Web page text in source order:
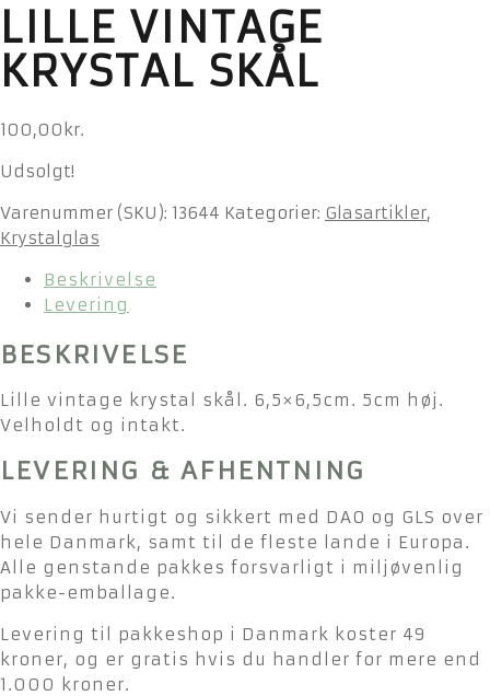
LILLE VINTAGE
KRYSTAL SKÅL
100,00 kr.
Udsolgt!
Varenummer (SKU): 13644 Kategorier: Glasartikler,
Krystalglas
Beskrivelse
Levering
BESKRIVELSE
Lille vintage krystal skål. 6,5×6,5cm. 5cm høj.
Velholdt og intakt.
LEVERING & AFHENTNING
Vi sender hurtigt og sikkert med DAO og GLS over
hele Danmark, samt til de fleste lande i Europa.
Alle genstande pakkes forsvarligt i miljøvenlig
pakke-emballage.
Levering til pakkeshop i Danmark koster 49
kroner, og er gratis hvis du handler for mere end
1.000 kroner.